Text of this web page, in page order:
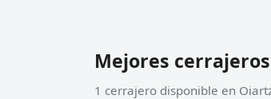
Mejores
1 cerrajero disponible en